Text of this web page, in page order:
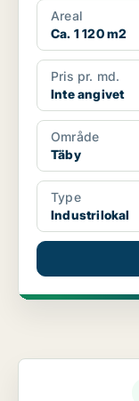
Areal
Ca. 1 120 m2
Pris pr. md.
Inte angivet
Område
Täby
Type
Industrilokal